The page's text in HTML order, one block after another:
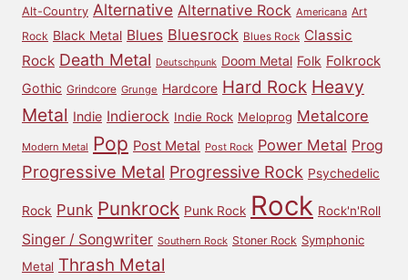
Alt-Country Alternative Alternative Rock Americana Art
Rock Black Metal Blues Bluesrock Blues Rock Classic
Rock Death Metal Deutschpunk Doom Metal Folk Folkrock
Gothic Grindcore Grunge Hardcore Hard Rock Heavy
Metal Indie Indierock Indie Rock Meloprog Metalcore
Modern Metal Pop Post Metal Post Rock Power Metal Prog
Progressive Metal Progressive Rock Psychedelic
Rock Punk Punkrock Punk Rock Rock Rock'n'Roll
Singer / Songwriter Southern Rock Stoner Rock Symphonic
Metal Thrash Metal